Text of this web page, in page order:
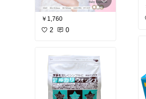
￥1,760
2 0